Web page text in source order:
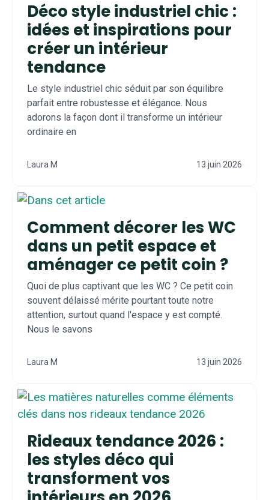
Déco style industriel chic :
idées et inspirations pour
créer un intérieur
tendance
Le style industriel chic séduit par son équilibre
parfait entre robustesse et élégance. Nous
adorons la façon dont il transforme un intérieur
ordinaire en
Laura M 13 juin 2026
Comment décorer les WC
dans un petit espace et
aménager ce petit coin ?
Quoi de plus captivant que les WC ? Ce petit coin
souvent délaissé mérite pourtant toute notre
attention, surtout quand l'espace y est compté.
Nous le savons
Laura M 13 juin 2026
Rideaux tendance 2026 :
les styles déco qui
transforment vos